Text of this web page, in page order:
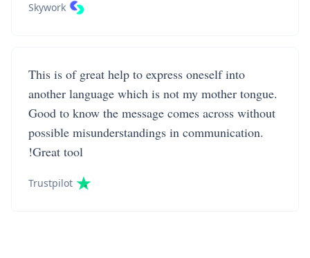
Skywork
This is of great help to express oneself into
another language which is not my mother tongue.
Good to know the message comes across without
possible misunderstandings in communication.
Great tool!
Trustpilot